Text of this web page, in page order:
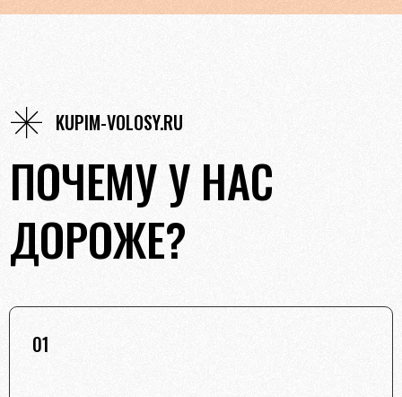
KUPIM-VOLOSY.RU
ПОЧЕМУ У НАС
ДОРОЖЕ?
01